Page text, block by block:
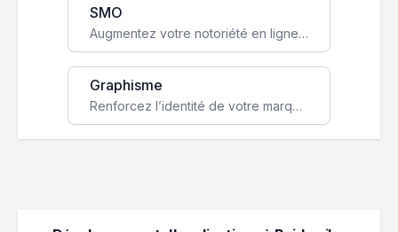
SMO
Augmentez votre notoriété en ligne et stimulez la croissance de votre entreprise grâce à une stratégie sociale sur mesure.
Graphisme
Renforcez l’identité de votre marque avec un design unique qui capte l’attention et engage vos clients.